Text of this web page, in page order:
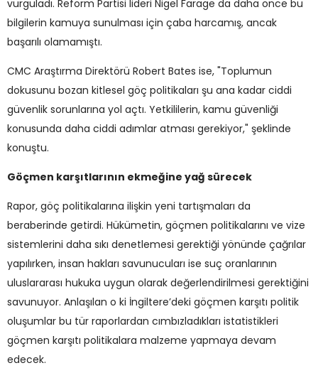
vurguladı. Reform Partisi lideri Nigel Farage da daha önce bu
bilgilerin kamuya sunulması için çaba harcamış, ancak
başarılı olamamıştı.
CMC Araştırma Direktörü Robert Bates ise, "Toplumun
dokusunu bozan kitlesel göç politikaları şu ana kadar ciddi
güvenlik sorunlarına yol açtı. Yetkililerin, kamu güvenliği
konusunda daha ciddi adımlar atması gerekiyor," şeklinde
konuştu.
Göçmen karşıtlarının ekmeğine yağ sürecek
Rapor, göç politikalarına ilişkin yeni tartışmaları da
beraberinde getirdi. Hükümetin, göçmen politikalarını ve vize
sistemlerini daha sıkı denetlemesi gerektiği yönünde çağrılar
yapılırken, insan hakları savunucuları ise suç oranlarının
uluslararası hukuka uygun olarak değerlendirilmesi gerektiğini
savunuyor. Anlaşılan o ki İngiltere’deki göçmen karşıtı politik
oluşumlar bu tür raporlardan cımbızladıkları istatistikleri
göçmen karşıtı politikalara malzeme yapmaya devam
edecek.